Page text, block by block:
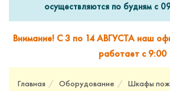
осуществляются по будням с
Внимание! С 3 по 14 АВГУСТА наш
работает с 9:00
Главная Оборудование
Шкафы